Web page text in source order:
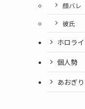
顔バレ
彼氏
ホロラ
個人勢
あおぎ